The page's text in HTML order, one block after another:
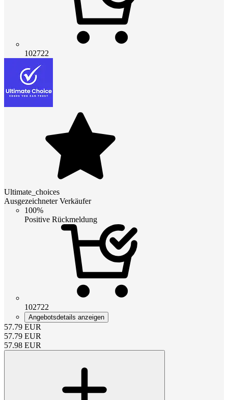
102722
Ultimate_choices
Ausgezeichneter Verkäufer
100%
Positive Rückmeldung
102722
Angebotsdetails anzeigen
57.79 EUR
57.79 EUR
57.98 EUR